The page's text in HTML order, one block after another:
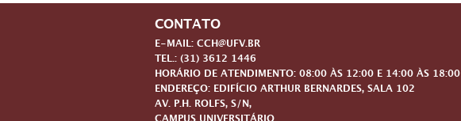
CONTATO
E-MAIL: CCH@UFV.BR
TEL.: (31) 3612 1446
HORÁRIO DE ATENDIMENTO: 08:00 ÀS 12:00 E 14:00 ÀS 18:00
ENDEREÇO: EDIFÍCIO ARTHUR BERNARDES, SALA 102
AV. P.H. ROLFS, S/N,